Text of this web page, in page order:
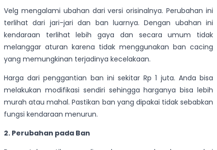
Velg mengalami ubahan dari versi orisinalnya. Perubahan ini
terlihat dari jari-jari dan ban luarnya. Dengan ubahan ini
kendaraan terlihat lebih gaya dan secara umum tidak
melanggar aturan karena tidak menggunakan ban cacing
yang memungkinan terjadinya kecelakaan.
Harga dari penggantian ban ini sekitar Rp 1 juta. Anda bisa
melakukan modifikasi sendiri sehingga harganya bisa lebih
murah atau mahal. Pastikan ban yang dipakai tidak sebabkan
fungsi kendaraan menurun.
2. Perubahan pada Ban